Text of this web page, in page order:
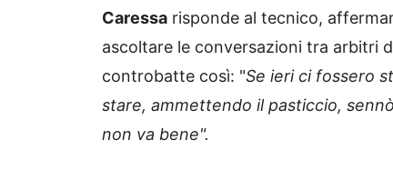
Caressa risponde al tecnico,
ascoltare le conversazioni tra arbitri
controbatte così: "Se ieri ci fossero
stare, ammettendo il pasticcio,
non va bene".